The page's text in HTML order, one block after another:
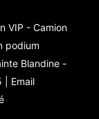
VIP - Camion
podium
Blandine -
| Email